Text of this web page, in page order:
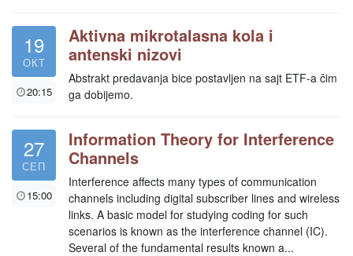
19
ОКТ
20:15
Aktivna mikrotalasna kola i
antenski nizovi
Abstrakt predavanja bice postavljen na sajt ETF-a čim
ga dobijemo.
27
СЕП
15:00
Information Theory for Interference
Channels
Interference affects many types of communication
channels including digital subscriber lines and wireless
links. A basic model for studying coding for such
scenarios is known as the interference channel (IC).
Several of the fundamental results known a...